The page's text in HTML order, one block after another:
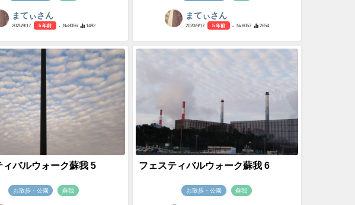
まてぃさん
2020/9/17 5 年前 - №8056 1492
まてぃさん
2020/9/17 5 年前 - №8057 2654
ィバルウォーク蘇我 5
お散歩・公園 蘇我
フェスティバルウォーク蘇我 6
お散歩・公園 蘇我